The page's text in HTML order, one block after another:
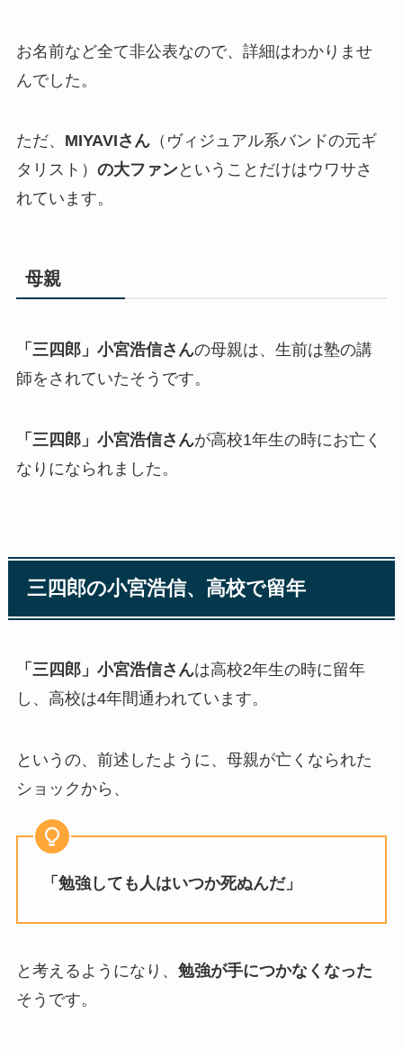
お名前など全て非公表なので、詳細はわかりませ
んでした。
ただ、 MIYAVIさん（ヴィジュアル系バンドの元ギ
タリスト） の大ファンということだけはウワサさ
れています。
母親
「三四郎」小宮浩信さんの母親は、生前は塾の講
師をされていたそうです。
「三四郎」小宮浩信さんが高校1年生の時にお亡く
なりになられました。
三四郎の小宮浩信、高校で留年
「三四郎」小宮浩信さんは高校2年生の時に留年
し、高校は4年間通われています。
というの、前述したように、母親が亡くなられた
ショックから、
「勉強しても人はいつか死ぬんだ」
と考えるようになり、 勉強が手につかなくなった
そうです。